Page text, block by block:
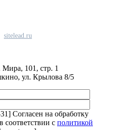
sitelead.ru
101, стр. 1
ул. Крылова 8/5
Согласен на обработку
соответствии с политикой